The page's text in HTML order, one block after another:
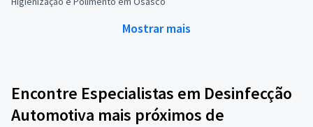
Mostrar mais
Encontre Especialistas em Desinfecção
Automotiva mais próximos de